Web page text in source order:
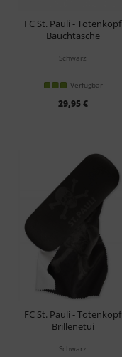
FC St. Pauli - Totenkopf
Bauchtasche
Schwarz
Verfügbar
29,95 €
FC St. Pauli - Totenkopf
Brillenetui
Schwarz